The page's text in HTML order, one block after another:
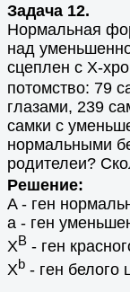
Задача 12.
Нормальная
над
сцеплен с Х-
потомство: 79
глазами, 239
самки с
нормальными
родителеи?
Решение:
A - ген
а - ген
ХB - ген
Xb - ген белого